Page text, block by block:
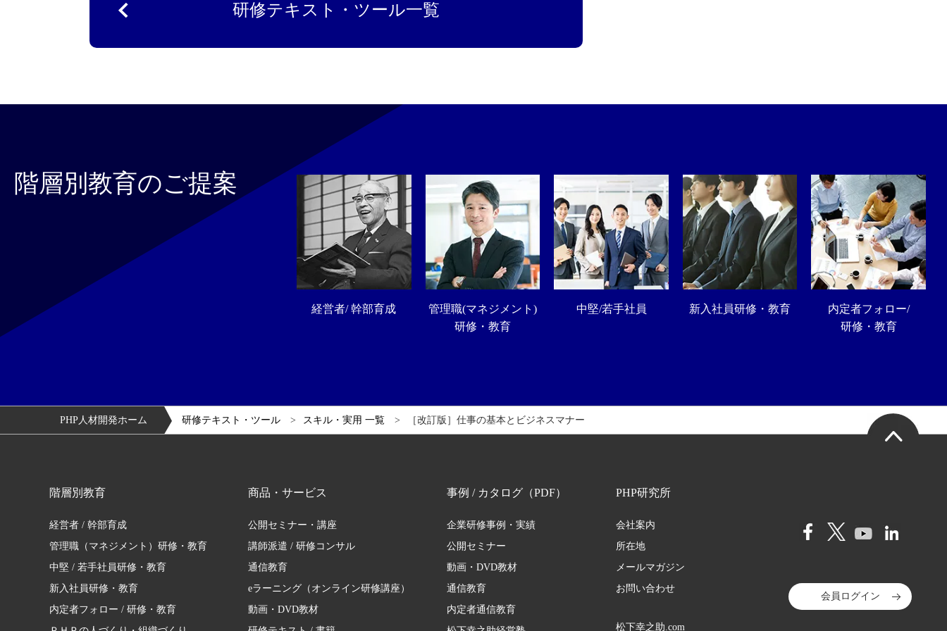
研修テキスト・ツール一覧
階層別教育のご提案
経営者/ 幹部育成
管理職(マネジメント)
研修・教育
中堅/若手社員 新入社員研修・教育
内定者フォロー/
研修・教育
PHP人材開発ホーム 研修テキスト・ツール スキル・実用 一覧 ［改訂版］仕事の基本とビジネスマナー
階層別教育
経営者 / 幹部育成
管理職（マネジメント）研修・教育
中堅 / 若手社員研修・教育
新入社員研修・教育
内定者フォロー / 研修・教育
商品・サービス
公開セミナー・講座
講師派遣 / 研修コンサル
通信教育
eラーニング（オンライン研修講座）
動画・DVD教材
事例 / カタログ（PDF）
企業研修事例・実績
公開セミナー
動画・DVD教材
通信教育
内定者通信教育
PHP研究所
会社案内
所在地
メールマガジン
お問い合わせ
松下幸之助.com
会員ログイン